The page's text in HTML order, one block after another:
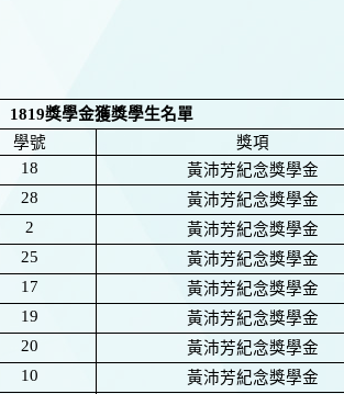
1819獎學金獲獎學生名單
學號
獎項
18
黃沛芳紀念獎學金
28
黃沛芳紀念獎學金
2
黃沛芳紀念獎學金
25
黃沛芳紀念獎學金
17
黃沛芳紀念獎學金
19
黃沛芳紀念獎學金
20
黃沛芳紀念獎學金
10
黃沛芳紀念獎學金